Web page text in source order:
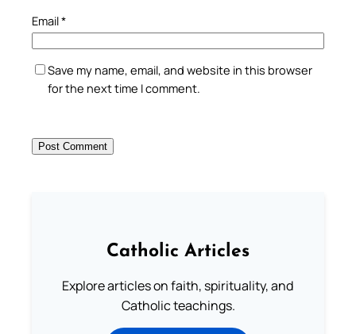
Email*
Save my name, email, and website in this browser
for the next time I comment.
Catholic Articles
Explore articles on faith, spirituality, and
Catholic teachings.